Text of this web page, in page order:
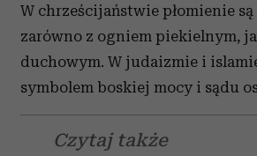
W chrześcijaństwie płomienie
zarówno z ogniem piekielnym,
duchowym. W judaizmie i
symbolem boskiej mocy i sądu
Czytaj także